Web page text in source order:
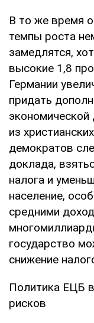
В то же время
темпы роста
замедлятся,
высокие 1,8
Германии
придать
из
демократов
доклада,
налога и
население,
средними
государство
снижение
Политика ЕЦБ
рисков